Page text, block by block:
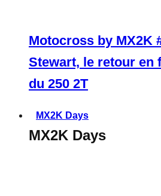
Motocross by MX2K
Stewart, le retour en
du 250 2T
MX2K Days
MX2K Days